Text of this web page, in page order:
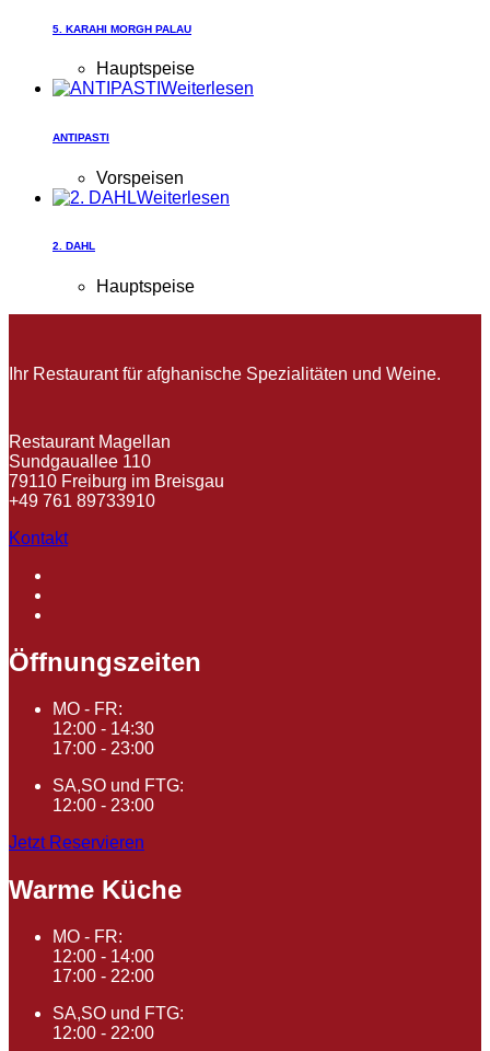
5. KARAHI MORGH PALAU
Hauptspeise
Weiterlesen
ANTIPASTI
Vorspeisen
Weiterlesen
2. DAHL
Hauptspeise
Ihr Restaurant für afghanische Spezialitäten und Weine.
Restaurant Magellan
Sundgauallee 110
79110 Freiburg im Breisgau
+49 761 89733910
Kontakt
Öffnungszeiten
MO - FR:
12:00 - 14:30
17:00 - 23:00
SA,SO und FTG:
12:00 - 23:00
Jetzt Reservieren
Warme Küche
MO - FR:
12:00 - 14:00
17:00 - 22:00
SA,SO und FTG:
12:00 - 22:00